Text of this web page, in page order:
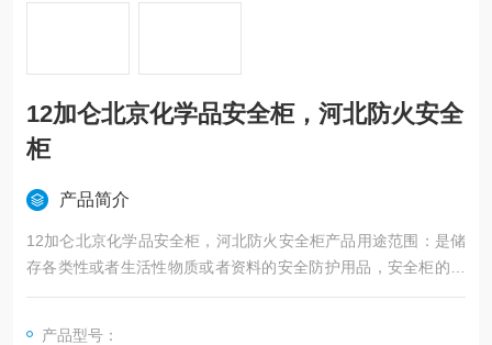
12加仑北京化学品安全柜，河北防火安全
柜
产品简介
12加仑北京化学品安全柜，河北防火安全柜产品用途范围：是储
存各类性或者生活性物质或者资料的安全防护用品，安全柜的作
用就是储存。安全存储危险化学品，减少火灾事故的发生，保护
产品型号：